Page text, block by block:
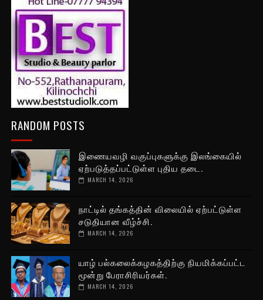
RANDOM POSTS
இணையவழி வகுப்புகளுக்கு இலங்கையில்
ஏற்படுத்தப்பட்டுள்ள புதிய தடை.
MARCH 14, 2026
நாட்டில் தங்கத்தின் விலையில் ஏற்பட்டுள்ள
சடுதியான வீழ்ச்சி.
MARCH 14, 2026
யாழ் பல்கலைக்கழகத்திற்கு நியமிக்கப்பட்ட
மூன்று பேராசிரியர்கள்.
MARCH 14, 2026